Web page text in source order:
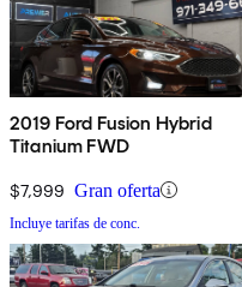
2019 Ford Fusion Hybrid
Titanium FWD
$7,999 Gran oferta
Incluye tarifas de conc.